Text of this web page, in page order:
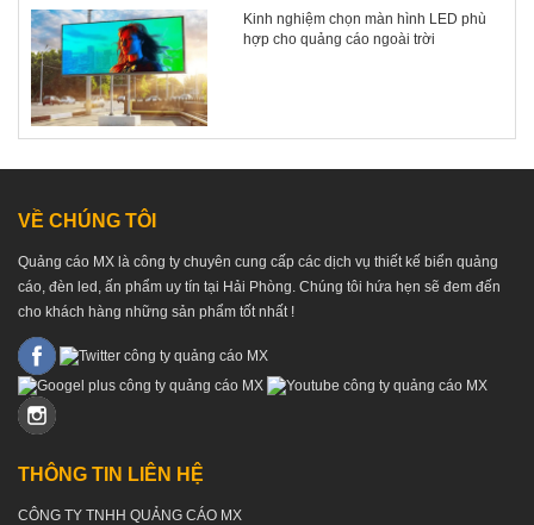
Kinh nghiệm chọn màn hình LED phù
hợp cho quảng cáo ngoài trời
VỀ CHÚNG TÔI
Quảng cáo MX là công ty chuyên cung cấp các dịch vụ thiết kế biển quảng
cáo, đèn led, ấn phẩm uy tín tại Hải Phòng. Chúng tôi hứa hẹn sẽ đem đến
cho khách hàng những sản phẩm tốt nhất !
THÔNG TIN LIÊN HỆ
CÔNG TY TNHH QUẢNG CÁO MX